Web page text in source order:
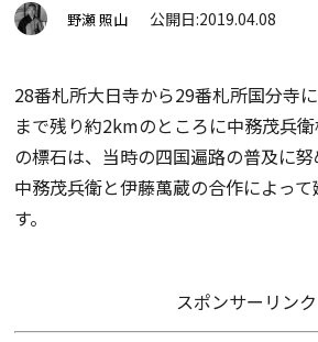
野瀬 照山 公開日:2019.04.08
28番札所大日寺から29番札所国分寺
まで残り約2kmのところに中務茂兵
の標石は、当時の四国遍路の普及に
中務茂兵衛と伊藤萬蔵の合作によっ
す。
スポンサーリンク